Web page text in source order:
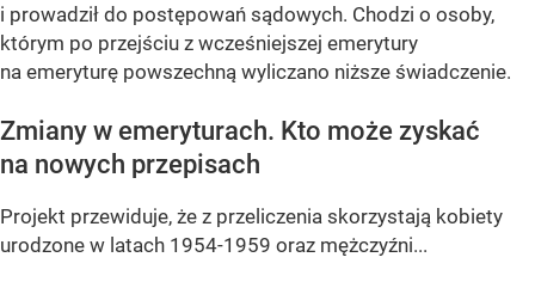
i prowadził do postępowań sądowych. Chodzi o osoby,
którym po przejściu z wcześniejszej emerytury
na emeryturę powszechną wyliczano niższe świadczenie.
Zmiany w emeryturach. Kto może zyskać
na nowych przepisach
Projekt przewiduje, że z przeliczenia skorzystają kobiety
urodzone w latach 1954-1959 oraz mężczyźni...